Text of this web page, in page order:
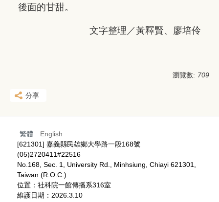
後面的甘甜。
文字整理／黃釋賢、廖培伶
瀏覽數: 709
分享
繁體
English
[621301] 嘉義縣民雄鄉大學路一段168號
(05)2720411#22516
No.168, Sec. 1, University Rd., Minhsiung, Chiayi 621301,
Taiwan (R.O.C.)
位置：社科院一館傳播系316室
維護日期：2026.3.10